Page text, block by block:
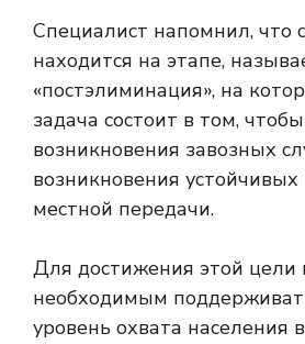
Специалист напомнил, что
находится на этапе,
«постэлиминация», на
задача состоит в том,
возникновения завозных
возникновения устойчивых
местной передачи.
Для достижения этой цели
необходимым
уровень охвата населения